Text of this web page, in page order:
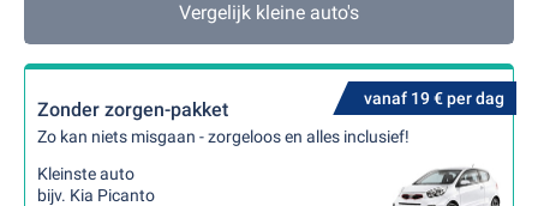
Vergelijk kleine auto's
vanaf 19 € per dag
Zonder zorgen-pakket
Zo kan niets misgaan - zorgeloos en alles inclusief!
Kleinste auto
bijv. Kia Picanto